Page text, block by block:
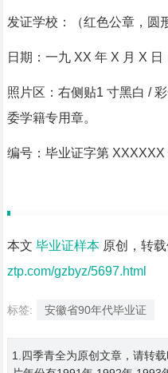
发证学校：（红色公章，圆
日期：一九 XX 年 X 月 X 日
照片区：右侧贴1 寸黑白 /
委学籍专用章。
编号：毕业证字第 XXXXXX
本文 毕业证样本原创，转载
ztp.com/gzbyz/5697.html
标签: 安徽省90年代毕业证
1.四季青全为原创文章，请转